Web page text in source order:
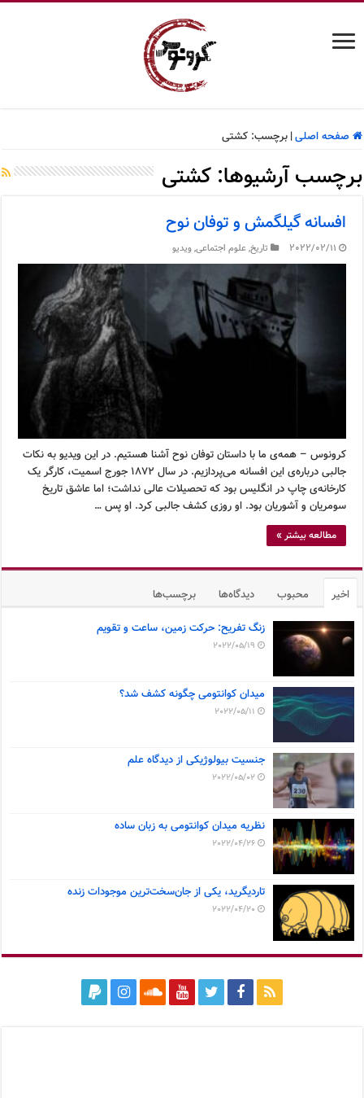
صفحه اصلی| برچسب:کشتی
برچسب آرشیوها:کشتی
افسانه گیلگمش و توفان نوح
2022/02/11 تاریخ,علوم اجتماعی,ویدیو
کرونوس – همه‌ی ما با داستان توفان نوح آشنا هستیم. در این ویدیو به نکات
جالبی درباره‌ی این افسانه می‌پردازیم. در سال ۱۸۷۲ جورج اسمیت، کارگر یک
کارخانه‌ی چاپ در انگلیس بود که تحصیلات عالی نداشت؛ اما عاشق تاریخ
سومریان و آشوریان بود. او روزی کشف جالبی کرد. او پس …
مطالعه بیشتر »
اخیر محبوب دیدگاه‌ها برچسب‌ها
زنگ تفریح: حرکت زمین، ساعت و تقویم
2022/05/19
میدان کوانتومی چگونه کشف شد؟
2022/05/11
جنسیت بیولوژیکی از دیدگاه علم
2022/05/02
نظریه میدان کوانتومی به زبان ساده
2022/04/26
تاردیگرید، یکی از جان‌سخت‌ترین موجودات زنده
2022/04/20